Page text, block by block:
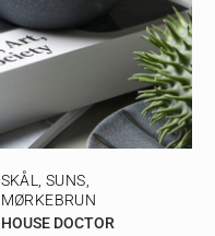
SKÅL, SUNS,
MØRKEBRUN
HOUSE DOCTOR